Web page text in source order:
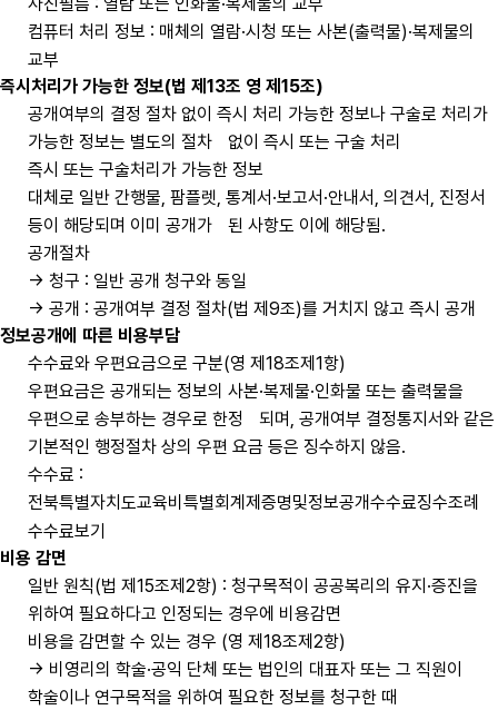
컴퓨터 처리 정보 : 매체의 열람·시청 또는 사본(출력물)·복제물의
교부
즉시처리가 가능한 정보(법 제13조 영 제15조)
공개여부의 결정 절차 없이 즉시 처리 가능한 정보나 구술로 처리가
가능한 정보는 별도의 절차 없이 즉시 또는 구술 처리
즉시 또는 구술처리가 가능한 정보
대체로 일반 간행물, 팜플렛, 통계서·보고서·안내서, 의견서, 진정서
등이 해당되며 이미 공개가 된 사항도 이에 해당됨.
공개절차
→ 청구 : 일반 공개 청구와 동일
→ 공개 : 공개여부 결정 절차(법 제9조)를 거치지 않고 즉시 공개
정보공개에 따른 비용부담
수수료와 우편요금으로 구분(영 제18조제1항)
우편요금은 공개되는 정보의 사본·복제물·인화물 또는 출력물을
우편으로 송부하는 경우로 한정 되며, 공개여부 결정통지서와 같은
기본적인 행정절차 상의 우편 요금 등은 징수하지 않음.
수수료 :
전북특별자치도교육비특별회계제증명및정보공개수수료징수조례
수수료보기
비용 감면
일반 원칙(법 제15조제2항) : 청구목적이 공공복리의 유지·증진을
위하여 필요하다고 인정되는 경우에 비용감면
비용을 감면할 수 있는 경우 (영 제18조제2항)
→ 비영리의 학술·공익 단체 또는 법인의 대표자 또는 그 직원이
학술이나 연구목적을 위하여 필요한 정보를 청구한 때